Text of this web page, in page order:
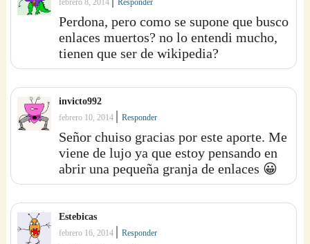
febrero 8, 2014 Responder
Perdona, pero como se supone que busco
enlaces muertos? no lo entendi mucho,
tienen que ser de wikipedia?
invicto992
febrero 10, 2014 |Responder
Señor chuiso gracias por este aporte. Me
viene de lujo ya que estoy pensando en
abrir una pequeña granja de enlaces 😀
Estebicas
febrero 16, 2014 |Responder